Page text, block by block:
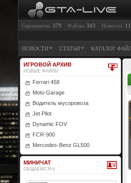
Скриншоты: 379 Файлы: 343 Новости:
НОВОСТИ СТАТЬИ КАТАЛОГ
ИГРОВОЙ АРХИВ
НОВЫЕ ФАЙЛЫ
Ferrari 458
Moto Garage
Водитель мусоровоза
Jet Pilot
Dynamic FOV
FCR-900
Mercedes-Benz GL500
МИНИЧАТ
ОБЩАЕМСЯ=)